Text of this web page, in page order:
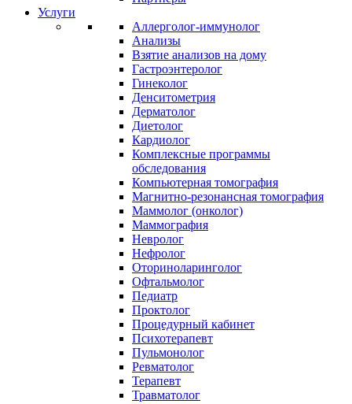
Услуги
Аллерголог-иммунолог
Анализы
Взятие анализов на дому
Гастроэнтеролог
Гинеколог
Денситометрия
Дерматолог
Диетолог
Кардиолог
Комплексные программы
обследования
Компьютерная томография
Магнитно-резонансная томография
Маммолог (онколог)
Маммография
Невролог
Нефролог
Оториноларинголог
Офтальмолог
Педиатр
Проктолог
Процедурный кабинет
Психотерапевт
Пульмонолог
Ревматолог
Терапевт
Травматолог